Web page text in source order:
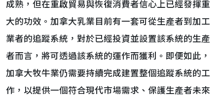
成熟，但在重啟貿易與恢復消費者信心上已經發揮重
大的功效。加拿大乳業目前有一套可從生產者到加工
業者的追蹤系統，對於已經投資並設置該系統的生產
者而言，將可透過該系統的運作而獲利。即便如此，
加拿大牧牛業仍需要持續完成建置整個追蹤系統的工
作，以提供一個符合現代市場需求、保護生產者未來